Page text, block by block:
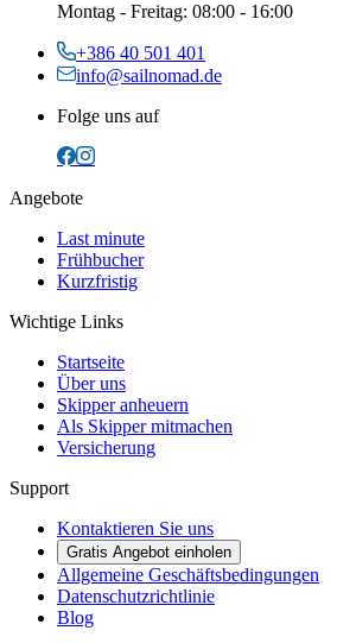
Montag - Freitag: 08:00 - 16:00
+386 40 501 401
info@sailnomad.de
Folge uns auf
Angebote
Last minute
Frühbucher
Kurzfristig
Wichtige Links
Startseite
Über uns
Skipper anheuern
Als Skipper mitmachen
Versicherung
Support
Kontaktieren Sie uns
Gratis Angebot einholen
Allgemeine Geschäftsbedingungen
Datenschutzrichtlinie
Blog